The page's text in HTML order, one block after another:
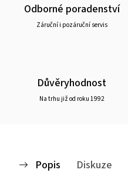
Odborné poradenství
Záruční i pozáruční servis
Důvěryhodnost
Na trhu již od roku 1992
Popis Diskuze